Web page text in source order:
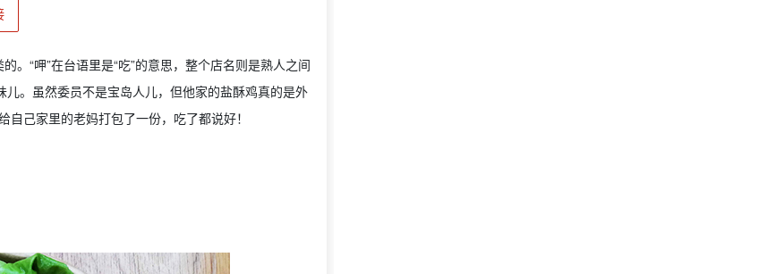
。“呷”在台语里是“吃”的意思，整个店名则是熟人之间
。虽然委员不是宝岛人儿，但他家的盐酥鸡真的是外
己家里的老妈打包了一份，吃了都说好！